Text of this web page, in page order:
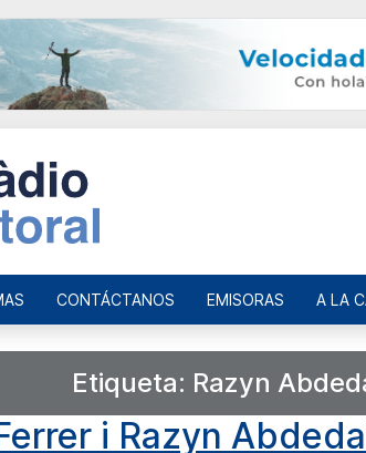
CONTÁCTANOS EMISORAS A LA
Etiqueta: Razyn
i Razyn